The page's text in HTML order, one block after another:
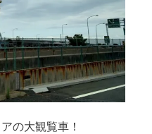
の大観覧車！